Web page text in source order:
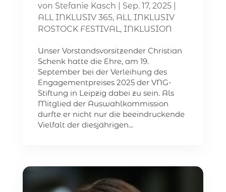
von Stefanie Kasch Sep. 17, 2025|
ALL INKLUSIV 365, ALL INKLUSIV
ROSTOCK FESTIVAL, INKLUSION
Unser Vorstandsvorsitzender Christian
Schenk hatte die Ehre, am 19.
September bei der Verleihung des
Engagementpreises 2025 der VNG-
Stiftung in Leipzig dabei zu sein. Als
Mitglied der Auswahlkommission
durfte er nicht nur die beeindruckende
Vielfalt der diesjährigen...